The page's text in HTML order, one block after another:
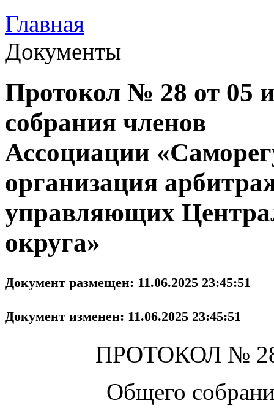
Главная
Документы
Протокол № 28 от 05
собрания членов
Ассоциации
организация
управляющих
округа»
Документ размещен: 11.06.2025 23:45:51
Документ изменен: 11.06.2025 23:45:51
ПРОТОКОЛ № 28
Общего